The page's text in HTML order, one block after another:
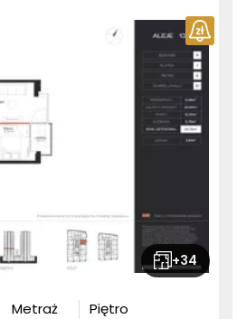
+34
Metraż
Piętro